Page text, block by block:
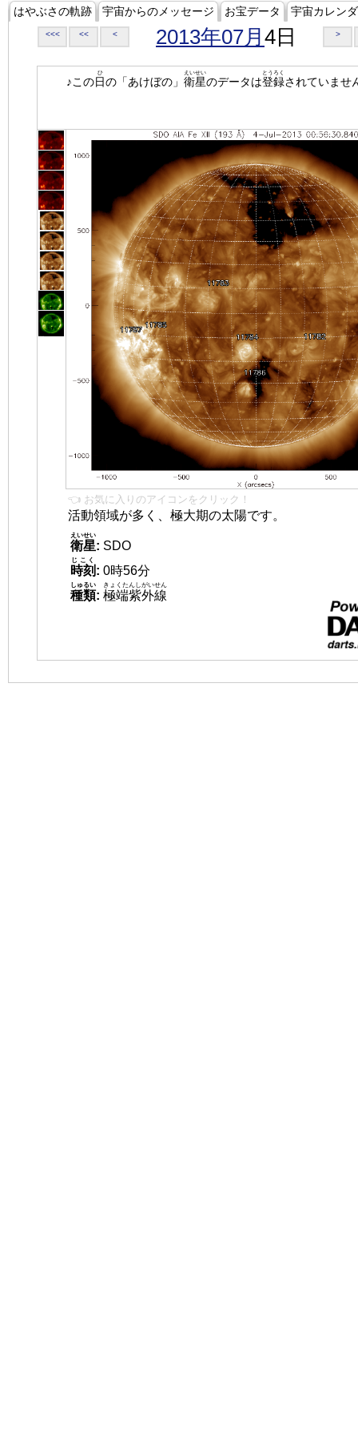
はやぶさの軌跡 宇宙からのメッセージ お宝データ 宇宙カレン
<<< << < 2013年07月 4日 >
♪この日
ひ
の「あけぼの」 衛星
えいせい
のデータは登録
とうろく
されていませ
👈 お気に入りのアイコンをクリック！
活動領域が多く、極大期の太陽です。
衛星
えいせい
: SDO
時刻
じこく
: 0時56分
種類
しゅるい
: 極端紫外線
きょくたんしがいせん